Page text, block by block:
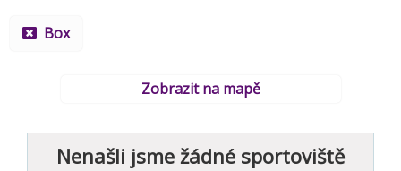
Box
Zobrazit na mapě
Nenašli jsme žádné sportoviště